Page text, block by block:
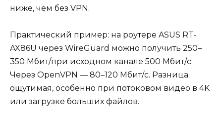
ниже, чем без VPN.
Практический пример: на роутере ASUS RT-
AX86U через WireGuard можно получить 250–
350 Мбит/при исходном канале 500 Мбит/с.
Через OpenVPN — 80–120 Мбит/с. Разница
ощутимая, особенно при потоковом видео в 4K
или загрузке больших файлов.